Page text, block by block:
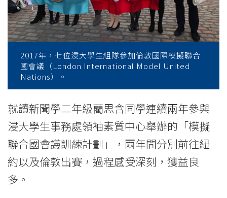
College
of
International
Education
Hong
Kong
Baptist
University
2017年，七位浸大學生組隊參加倫敦國際模擬聯合
國會議（London International Model United
Nations）。
就讀新聞學二年級藺思含同學連續兩年參與
浸大學生事務處領袖素質中心舉辦的「模擬
聯合國會議訓練計劃」，兩年間分別前往紐
約以及倫敦出賽，過程感受深刻，獲益良
多。